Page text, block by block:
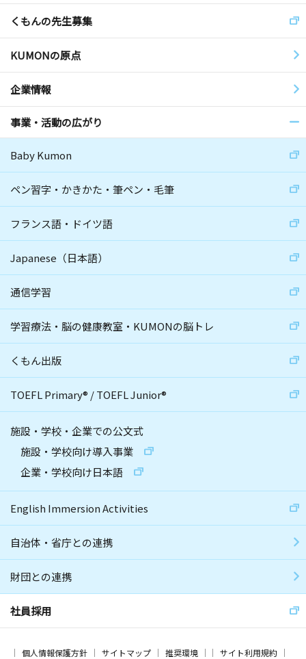
くもんの先生募集
KUMONの原点
企業情報
事業・活動の広がり
Baby Kumon
ペン習字・かきかた・筆ペン・毛筆
フランス語・ドイツ語
Japanese（日本語）
通信学習
学習療法・脳の健康教室・KUMONの脳トレ
くもん出版
TOEFL Primary® /TOEFL Junior®
施設・学校・企業での公文式
施設・学校向け導入事業
企業・学校向け日本語
English Immersion Activities
自治体・省庁との連携
財団との連携
社員採用
個人情報保護方針 サイトマップ 推奨環境 サイト利用規約